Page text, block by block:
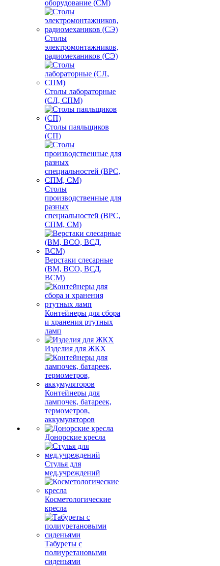
оборудование (СМ)
Столы
электромонтажников,
радиомехаников (СЭ)
Столы лабораторные
(СЛ, СПМ)
Столы паяльщиков
(СП)
Столы
производственные для
разных
специальностей (ВРС,
СПМ, СМ)
Верстаки слесарные
(ВМ, ВСО, ВСД,
ВСМ)
Контейнеры для сбора
и хранения ртутных
ламп
Изделия для ЖКХ
Контейнеры для
лампочек, батареек,
термометров,
аккумуляторов
Донорские кресла
Стулья для
мед.учреждений
Косметологические
кресла
Табуреты с
полиуретановыми
сиденьями